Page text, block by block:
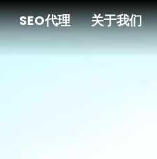
SEO代理 关于我们